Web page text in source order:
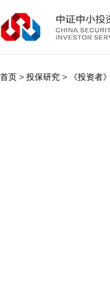
首页 > 投保研究 > 《投资者》